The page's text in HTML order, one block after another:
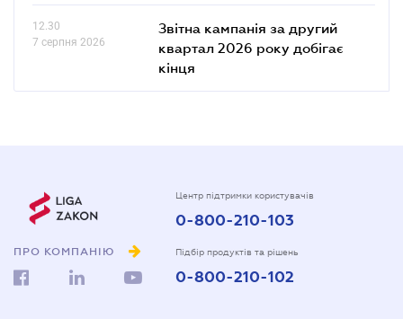
12.30
7 серпня 2026
Звітна кампанія за другий
квартал 2026 року добігає
кінця
ПРО КОМПАНІЮ
Центр підтримки користувачів
0-800-210-103
Підбір продуктів та рішень
0-800-210-102